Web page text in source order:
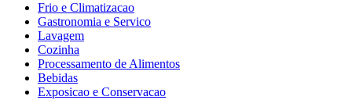
Frio e Climatizacao
Gastronomia e Servico
Lavagem
Cozinha
Processamento de Alimentos
Bebidas
Exposicao e Conservacao